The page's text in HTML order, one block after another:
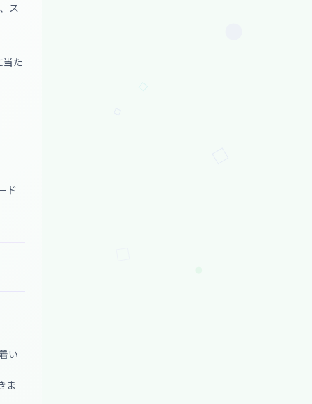
ス
当た
ド
い
ま